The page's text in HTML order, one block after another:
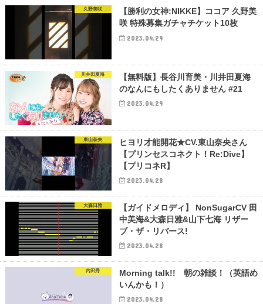
久野美咲
【勝利の女神:NIKKE】ココア 久野美
咲 特殊募集ガチャチケット10枚
2023.04.29
川井田夏海
【無料版】長谷川育美・川井田夏海
のなんにもしたくありません #21
2023.04.29
東山奈央
ヒヨリ才能開花★CV.東山奈央さん
【プリンセスコネクト！Re:Dive】
【プリコネR】
2023.04.28
大森日雅
【ガイドメロディ】 NonSugarCV 田
中美海&大森日雅&山下七海 リザー
ブ・ザ・リバース!
2023.04.28
内田秀
Morning talk!! 朝の雑談！（英語め
いんかも！）
2023.04.28